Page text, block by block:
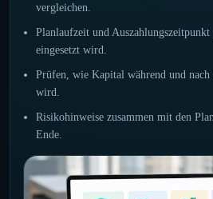
vergleichen.
Planlaufzeit und
eingesetzt wird.
Prüfen, wie Kapital während und
wird.
Risikohinweise zusammen mit den
Ende.